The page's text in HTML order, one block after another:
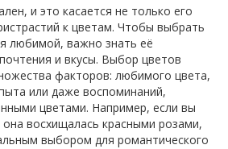
и это касается не только его
к цветам. Чтобы выбрать
любимой, важно знать её
и вкусы. Выбор цветов
факторов: любимого цвета,
или даже воспоминаний,
цветами. Например, если вы
она восхищалась красными розами,
выбором для романтического